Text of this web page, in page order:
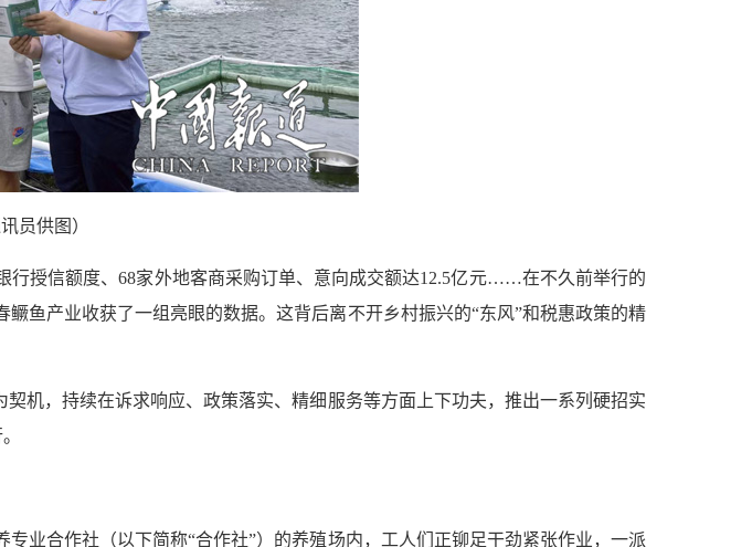
讯员供图）
行授信额度、68家外地客商采购订单、意向成交额达12.5亿元……在不久前举行的
鱼产业收获了一组亮眼的数据。这背后离不开乡村振兴的“东风”和税惠政策的精
机，持续在诉求响应、政策落实、精细服务等方面上下功夫，推出一系列硬招实
业合作社（以下简称“合作社”）的养殖场内，工人们正铆足干劲紧张作业，一派